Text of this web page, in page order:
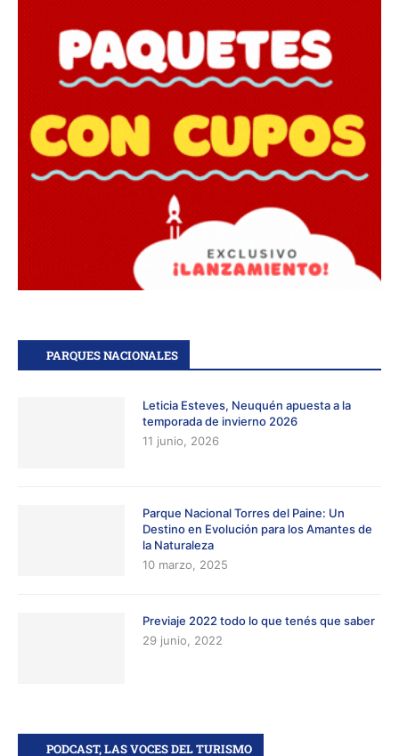
PARQUES NACIONALES
Leticia Esteves, Neuquén apuesta a la
temporada de invierno 2026
11 junio, 2026
Parque Nacional Torres del Paine: Un
Destino en Evolución para los Amantes de
la Naturaleza
10 marzo, 2025
Previaje 2022 todo lo que tenés que saber
29 junio, 2022
PODCAST, LAS VOCES DEL TURISMO